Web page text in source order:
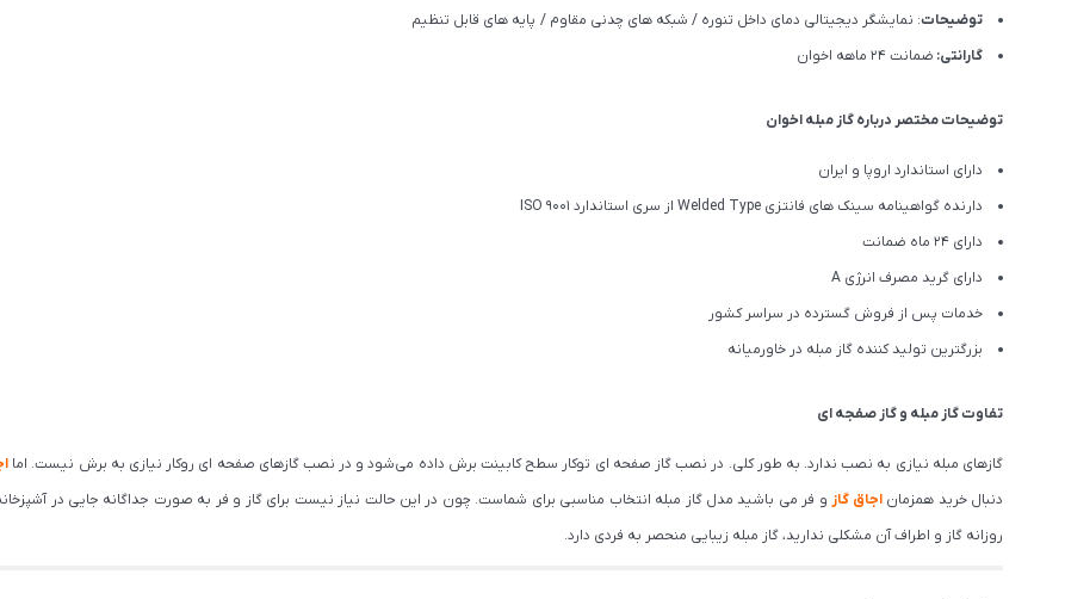
توضیحات: نمایشگر دیجیتالی دمای داخل تنوره / شبکه های چدنی مقاوم / پایه های قابل تنظیم
گارانتی: ضمانت ۲۴ ماهه اخوان
توضیحات مختصر درباره گاز مبله اخوان
دارای استاندارد اروپا و ایران
دارنده گواهینامه سینک های فانتزی Welded Type از سری استاندارد ISO 9001
دارای 24 ماه ضمانت
دارای گرید مصرف انرژی A
خدمات پس از فروش گسترده در سراسر کشور
بزرگترین تولید کننده گاز مبله در خاورمیانه
تفاوت گاز مبله و گاز صفجه ای
گازهای مبله نیازی به نصب ندارد. به طور کلی. در نصب گاز صفحه ای توکار سطح کابینت برش داده می‌شود و در نصب گازهای صفحه ای روکار نیازی به برش نیست. اما
دنبال خرید همزماناجاق گاز و فر می باشید مدل گاز مبله انتخاب مناسبی برای شماست. چون در این حالت نیاز نیست برای گاز و فر به صورت جداگانه جایی در
روزانه گاز و اطراف آن مشکلی ندارید، گاز مبله زیبایی منحصر به فردی دارد.